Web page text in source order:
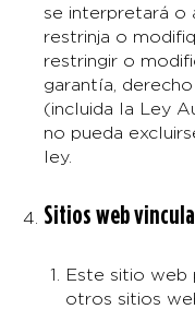
se interpretará o
restrinja o
restringir o
garantía,
(incluida la Ley
no pueda
ley.
Sitios web
Este sitio web
otros sitios